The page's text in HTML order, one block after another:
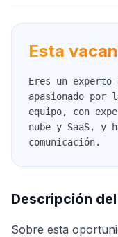
Esta
Eres un
apasionado
equipo, con
nube y SaaS, y
comunicación.
Descripción
Sobre esta